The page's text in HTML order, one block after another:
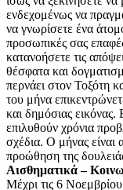
ενδεχομένως να
να γνωρίσετε ένα
προσωπικές σας
κατανοήσετε τις
θέσφατα και
περνάει στον Τοξότη
του μήνα
και δημόσιας εικόνας.
επιλυθούν χρόνια
σχέδια. Ο μήνας είναι
προώθηση της
Αισθηματικά –
Μέχρι τις 6